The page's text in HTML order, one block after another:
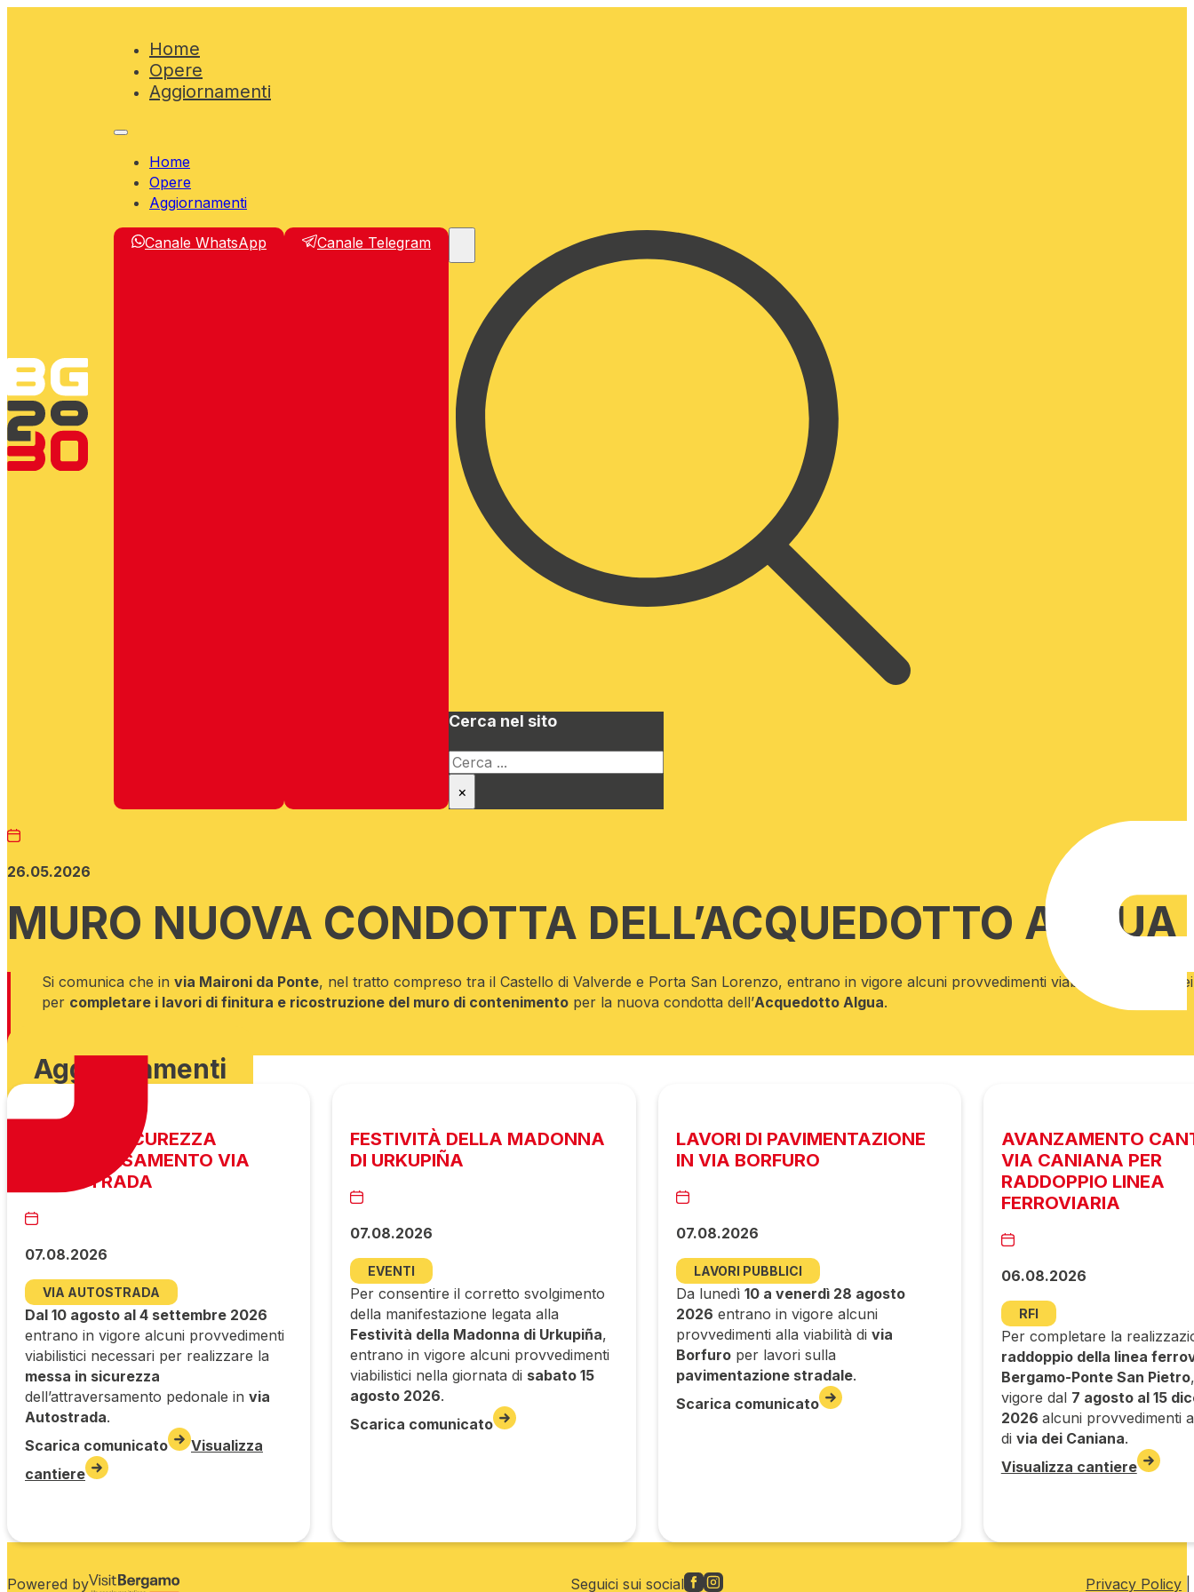
Home
Opere
Aggiornamenti
Home
Opere
Aggiornamenti
Canale WhatsApp Canale Telegram
Cerca nel sito
Cerca
×
26.05.2026
MURO NUOVA CONDOTTA DELL’ACQUEDOTTO ALGUA
Si comunica che in via Maironi da Ponte, nel tratto compreso tra il Castello di Valverde e Porta San Lorenzo, entrano in vigore alcuni provvedimenti viabilistici
per completare i lavori di finitura e ricostruzione del muro di contenimento per la nuova condotta dell’Acquedotto Algua.
Aggiornamenti
MESSA IN SICUREZZA
ATTRAVERSAMENTO VIA
AUTOSTRADA
07.08.2026
VIA AUTOSTRADA
Dal 10 agosto al 4 settembre 2026
entrano in vigore alcuni provvedimenti
viabilistici necessari per realizzare la
messa in sicurezza
dell’attraversamento pedonale in via
Autostrada.
Scarica comunicato
Visualizza
cantiere
FESTIVITÀ DELLA MADONNA
DI URKUPIÑA
07.08.2026
EVENTI
Per consentire il corretto svolgimento
della manifestazione legata alla
Festività della Madonna di Urkupiña,
entrano in vigore alcuni provvedimenti
viabilistici nella giornata di sabato 15
agosto 2026.
Scarica comunicato
LAVORI DI PAVIMENTAZIONE
IN VIA BORFURO
07.08.2026
LAVORI PUBBLICI
Da lunedì 10 a venerdì 28 agosto
2026 entrano in vigore alcuni
provvedimenti alla viabilità di via
Borfuroper lavori sulla
pavimentazione stradale.
Scarica comunicato
AVANZAMENTO
VIA CANIANA PER
RADDOPPIO LINEA
FERROVIARIA
06.08.2026
RFI
Per completare la
raddoppio della linea
Bergamo-Ponte San Pietro
vigore dal 7 agosto al 15
2026 alcuni provvedimenti
di via dei Caniana.
Visualizza cantiere
Powered by Seguici sui social Privacy Policy